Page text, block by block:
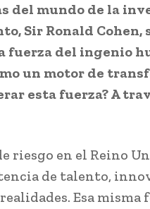
del mundo de la
Sir Ronald Cohen,
fuerza del ingenio
un motor de
esta fuerza? A
riesgo en el Reino
de talento,
Esa misma